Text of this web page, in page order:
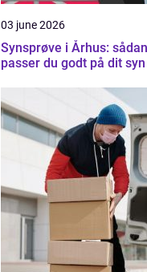
03 june 2026
Synsprøve i Århus: sådan
passer du godt på dit syn